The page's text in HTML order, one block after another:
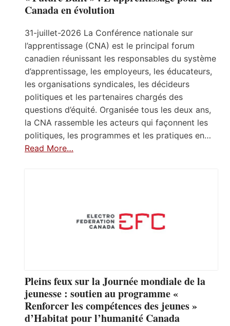
Canada en évolution
31-juillet-2026 La Conférence nationale sur
l’apprentissage (CNA) est le principal forum
canadien réunissant les responsables du système
d’apprentissage, les employeurs, les éducateurs,
les organisations syndicales, les décideurs
politiques et les partenaires chargés des
questions d’équité. Organisée tous les deux ans,
la CNA rassemble les acteurs qui façonnent les
politiques, les programmes et les pratiques en…
Read More…
Pleins feux sur la Journée mondiale de la
jeunesse : soutien au programme «
Renforcer les compétences des jeunes »
d’Habitat pour l’humanité Canada